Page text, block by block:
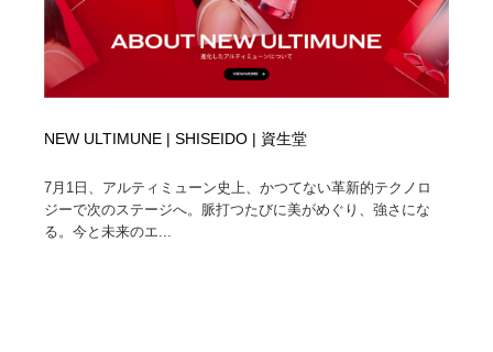
NEW ULTIMUNE | SHISEIDO | 資生堂
7月1日、アルティミューン史上、かつてない革新的テクノロ
ジーで次のステージへ。脈打つたびに美がめぐり、強さにな
る。今と未来のエ...